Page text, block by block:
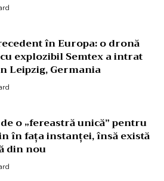
în Europa: o dronă
explozibil Semtex a intrat
Leipzig, Germania
o „fereastră unică” pentru
în fața instanței, însă există
din nou